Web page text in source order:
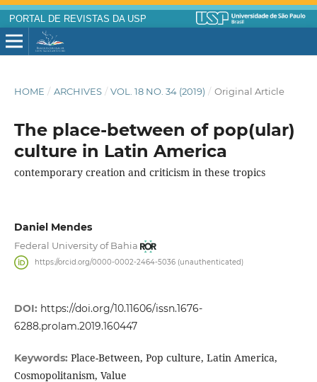
PORTAL DE REVISTAS DA USP
HOME / ARCHIVES / VOL. 18 NO. 34 (2019) / Original Article
The place-between of pop(ular)
culture in Latin America
contemporary creation and criticism in these tropics
Daniel Mendes
Federal University of Bahia
https://orcid.org/0000-0002-2464-5036 (unauthenticated)
DOI: https://doi.org/10.11606/issn.1676-
6288.prolam.2019.160447
Keywords: Place-Between, Pop culture, Latin America,
Cosmopolitanism, Value